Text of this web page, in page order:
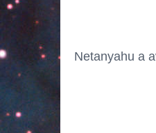
Netanyahu a